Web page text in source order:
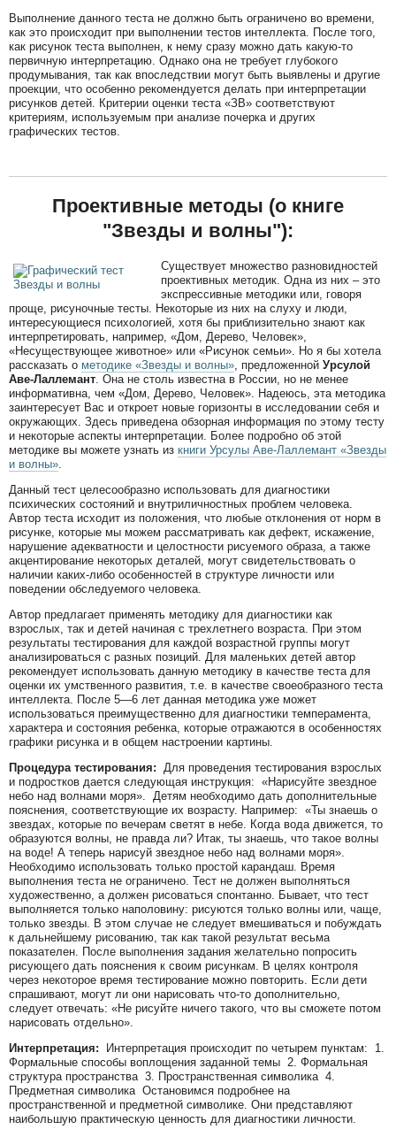
Выполнение данного теста не должно быть ограничено во времени,
как это происходит при выполнении тестов интеллекта. После того,
как рисунок теста выполнен, к нему сразу можно дать какую-то
первичную интерпретацию. Однако она не требует глубокого
продумывания, так как впоследствии могут быть выявлены и другие
проекции, что особенно рекомендуется делать при интерпретации
рисунков детей. Критерии оценки теста «ЗВ» соответствуют
критериям, используемым при анализе почерка и других
графических тестов.
Проективные методы (о книге
"Звезды и волны"):
Существует множество разновидностей
проективных методик. Одна из них – это
экспрессивные методики или, говоря
проще, рисуночные тесты. Некоторые из них на слуху и люди,
интересующиеся психологией, хотя бы приблизительно знают как
интерпретировать, например, «Дом, Дерево, Человек»,
«Несуществующее животное» или «Рисунок семьи». Но я бы хотела
рассказать о методике «Звезды и волны», предложенной Урсулой
Аве-Лаллемант. Она не столь известна в России, но не менее
информативна, чем «Дом, Дерево, Человек». Надеюсь, эта методика
заинтересует Вас и откроет новые горизонты в исследовании себя и
окружающих. Здесь приведена обзорная информация по этому тесту
и некоторые аспекты интерпретации. Более подробно об этой
методике вы можете узнать из книги Урсулы Аве-Лаллемант «Звезды
и волны».
Данный тест целесообразно использовать для диагностики
психических состояний и внутриличностных проблем человека.
Автор теста исходит из положения, что любые отклонения от норм в
рисунке, которые мы можем рассматривать как дефект, искажение,
нарушение адекватности и целостности рисуемого образа, а также
акцентирование некоторых деталей, могут свидетельствовать о
наличии каких-либо особенностей в структуре личности или
поведении обследуемого человека.
Автор предлагает применять методику для диагностики как
взрослых, так и детей начиная с трехлетнего возраста. При этом
результаты тестирования для каждой возрастной группы могут
анализироваться с разных позиций. Для маленьких детей автор
рекомендует использовать данную методику в качестве теста для
оценки их умственного развития, т.е. в качестве своеобразного теста
интеллекта. После 5—6 лет данная методика уже может
использоваться преимущественно для диагностики темперамента,
характера и состояния ребенка, которые отражаются в особенностях
графики рисунка и в общем настроении картины.
Процедура тестирования: Для проведения тестирования взрослых
и подростков дается следующая инструкция: «Нарисуйте звездное
небо над волнами моря». Детям необходимо дать дополнительные
пояснения, соответствующие их возрасту. Например: «Ты знаешь о
звездах, которые по вечерам светят в небе. Когда вода движется, то
образуются волны, не правда ли? Итак, ты знаешь, что такое волны
на воде! А теперь нарисуй звездное небо над волнами моря».
Необходимо использовать только простой карандаш. Время
выполнения теста не ограничено. Тест не должен выполняться
художественно, а должен рисоваться спонтанно. Бывает, что тест
выполняется только наполовину: рисуются только волны или, чаще,
только звезды. В этом случае не следует вмешиваться и побуждать
к дальнейшему рисованию, так как такой результат весьма
показателен. После выполнения задания желательно попросить
рисующего дать пояснения к своим рисункам. В целях контроля
через некоторое время тестирование можно повторить. Если дети
спрашивают, могут ли они нарисовать что-то дополнительно,
следует отвечать: «Не рисуйте ничего такого, что вы сможете потом
нарисовать отдельно».
Интерпретация: Интерпретация происходит по четырем пунктам: 1.
Формальные способы воплощения заданной темы 2. Формальная
структура пространства 3. Пространственная символика 4.
Предметная символика Остановимся подробнее на
пространственной и предметной символике. Они представляют
наибольшую практическую ценность для диагностики личности.